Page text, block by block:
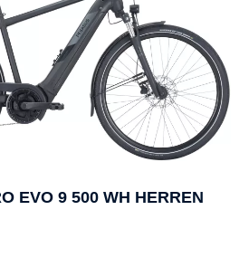
EVO 9 500 WH HERREN